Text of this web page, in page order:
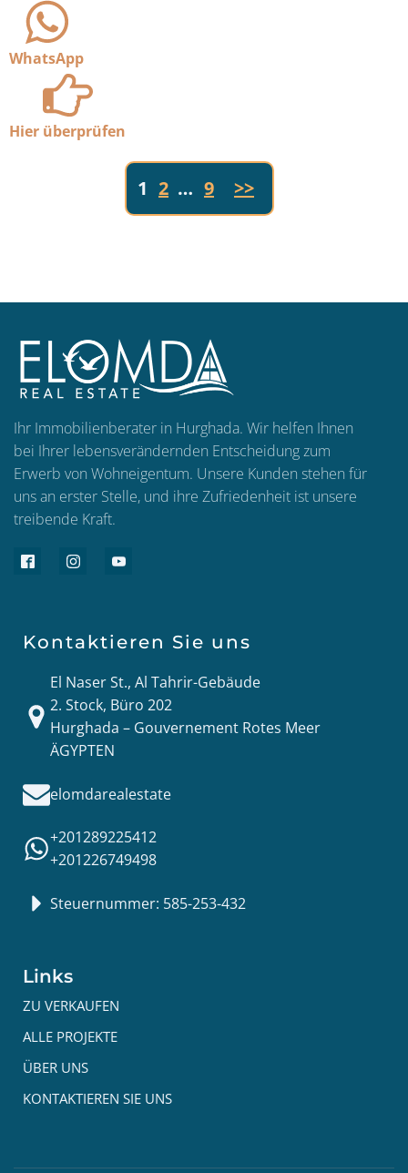
WhatsApp
Hier überprüfen
1 2 … 9 >>
Ihr Immobilienberater in Hurghada. Wir helfen Ihnen
bei Ihrer lebensverändernden Entscheidung zum
Erwerb von Wohneigentum. Unsere Kunden stehen für
uns an erster Stelle, und ihre Zufriedenheit ist unsere
treibende Kraft.
Kontaktieren Sie uns
El Naser St., Al Tahrir-Gebäude
2. Stock, Büro 202
Hurghada – Gouvernement Rotes Meer
ÄGYPTEN
elomdarealestate
+201289225412
+201226749498
Steuernummer: 585-253-432
Links
ZU VERKAUFEN
ALLE PROJEKTE
ÜBER UNS
KONTAKTIEREN SIE UNS